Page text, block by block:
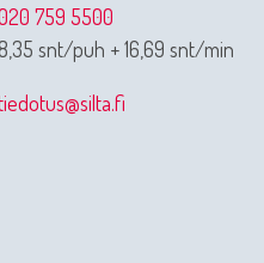
759 5500
snt/puh + 16,69 snt/min